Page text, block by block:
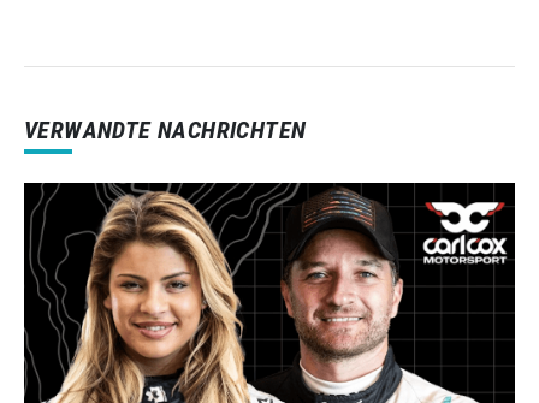
VERWANDTE NACHRICHTEN